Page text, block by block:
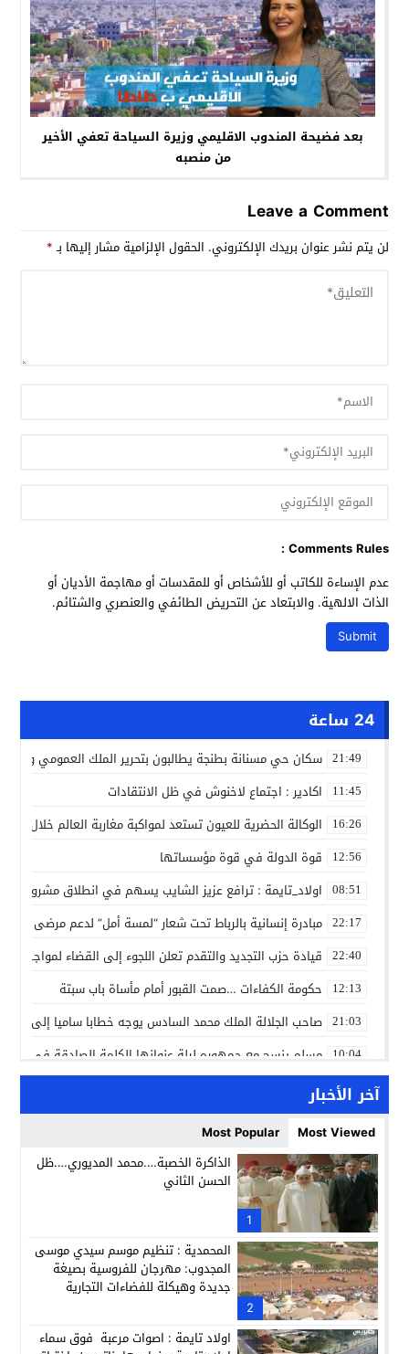
بعد فضيحة المندوب الاقليمي وزيرة السياحة تعفي الأخير
من منصبه
Leave a Comment
لن يتم نشر عنوان بريدك الإلكتروني. الحقول الإلزامية مشار إليها بـ*
Comments Rules :
عدم الإساءة للكاتب أو للأشخاص أو للمقدسات أو مهاجمة الأديان أو
الذات الالهية. والابتعاد عن التحريض الطائفي والعنصري والشتائم.
24 ساعة
21:49 سكان حي مسنانة بطنجة يطالبون بتحرير الملك العمومي
11:45 اكادير : اجتماع لاخنوش في ظل الانتقادات
16:26 الوكالة الحضرية للعيون تستعد لمواكبة مغاربة العالم خلال
12:56 قوة الدولة في قوة مؤسساتها
08:51 اولاد_تايمة : ترافع عزيز الشايب يسهم في انطلاق مشروع
22:17 مبادرة إنسانية بالرباط تحت شعار “لمسة أمل” لدعم مرضى
22:40 قيادة حزب التجديد والتقدم تعلن اللجوء إلى القضاء لمواجهة
12:13 حكومة الكفاءات …صمت القبور أمام مأساة باب سبتة
21:03 صاحب الجلالة الملك محمد السادس يوجه خطابا ساميا إلى
10:04 مسلم ينسج مع جمهوره ليلة عنوانها الكلمة الصادقة في
18:17 مؤسسة سجلماسة الخاصة للتعليم العتيق… منارة تربوية تجمع
إحياء مشروع الحي الحرفي عنوان لقاء جمع وفد من جمعية
14:24 بن كيران يهاجم “البام”: “حزب الفساد وقياداته انتهى
11:33 كمال محرر يقود استئنافية تارودانت: مسار قضائي راسخ ورؤية
11:05 حبشان وكيلاً عاماً بتارودانت: ترقية جديدة في الحركة القضائية
آخر الأخبار
Most Viewed
Most Popular
1
الذاكرة الخصبة….محمد المديوري….ظل
الحسن الثاني
2
المحمدية : تنظيم موسم سيدي موسى
المجدوب: مهرجان للفروسية بصيغة
جديدة وهيكلة للفضاءات التجارية
اولاد تايمة : اصوات مرعبة فوق سماء